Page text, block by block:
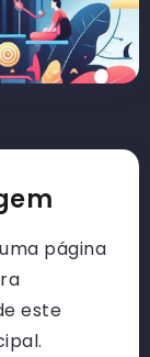
página
este